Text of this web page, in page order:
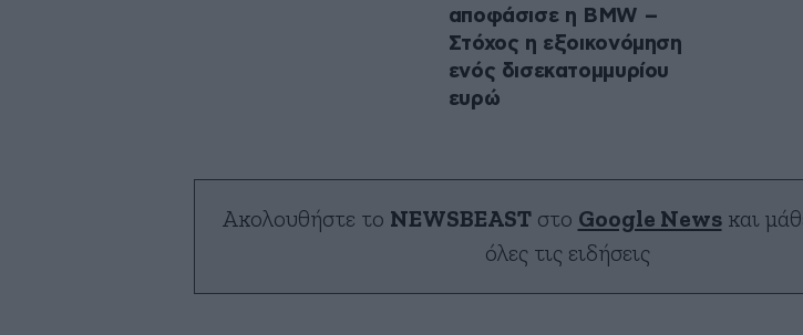
αποφάσισε η BMW –
Στόχος η εξοικονόμηση
ενός δισεκατομμυρίου
ευρώ
Ακολουθήστε το NEWSBEASTστο Google Newsκαι
όλες τις ειδήσεις